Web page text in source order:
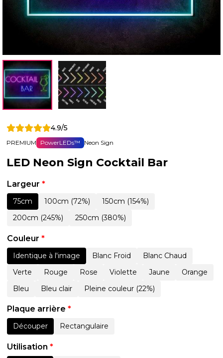
4.9/5
PREMIUM PowerLEDs™ Neon Sign
LED Neon Sign Cocktail Bar
Largeur *
75cm 100cm (72%)
150cm (154%)
200cm (245%)
250cm (380%)
Couleur *
Identique à l'image Blanc Froid
Blanc Chaud
Verte
Rouge Rose Violette Jaune
Orange
Bleu
Bleu clair Pleine couleur (22%)
Plaque arrière *
Découper Rectangulaire
Utilisation *